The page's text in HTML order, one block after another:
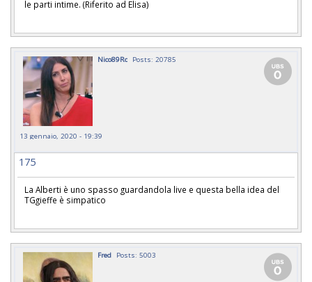
le parti intime. (Riferito ad Elisa)
Nico89Rc Posts: 20785
13 gennaio, 2020 - 19:39
175
La Alberti è uno spasso guardandola live e questa bella idea del
TGgieffe è simpatico
Fred Posts: 5003